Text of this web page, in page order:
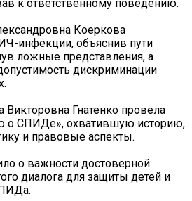
к ответственному поведению.
Коеркова
инфекции, объяснив пути
ложные представления, а
дискриминации
Гнатенко провела
о СПИДе», охватившую историю,
и правовые аспекты.
о важности достоверной
диалога для защиты детей и